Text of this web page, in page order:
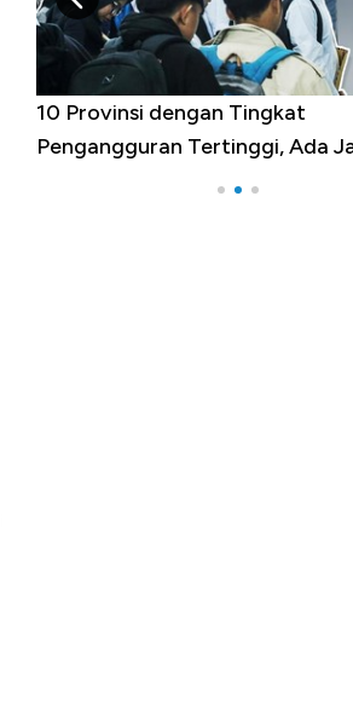
10 Provinsi dengan Tingkat
Pengangguran Tertinggi, Ada